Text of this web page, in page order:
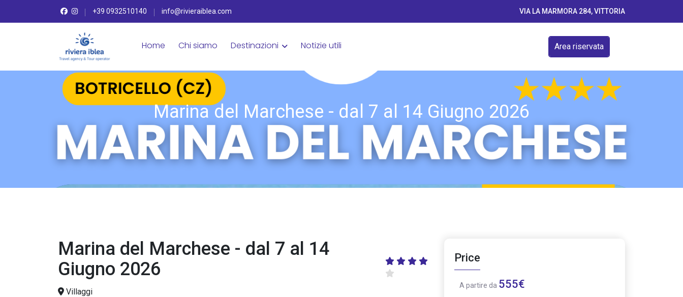
+39 0932510140 info@rivieraiblea.com VIA LA MARMORA 284, VITTORIA
Home Chi siamo Destinazioni Notizie utili Area riservata
Marina del Marchese - dal 7 al 14 Giugno 2026
Marina del Marchese - dal 7 al 14
Giugno 2026
Villaggi
Price
A partire da 555€